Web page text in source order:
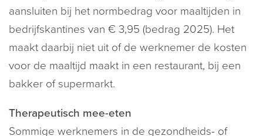
aansluiten bij het normbedrag voor maaltijden in
bedrijfskantines van € 3,95 (bedrag 2025). Het
maakt daarbij niet uit of de werknemer de kosten
voor de maaltijd maakt in een restaurant, bij een
bakker of supermarkt.
Therapeutisch mee-eten
Sommige werknemers in de gezondheids- of